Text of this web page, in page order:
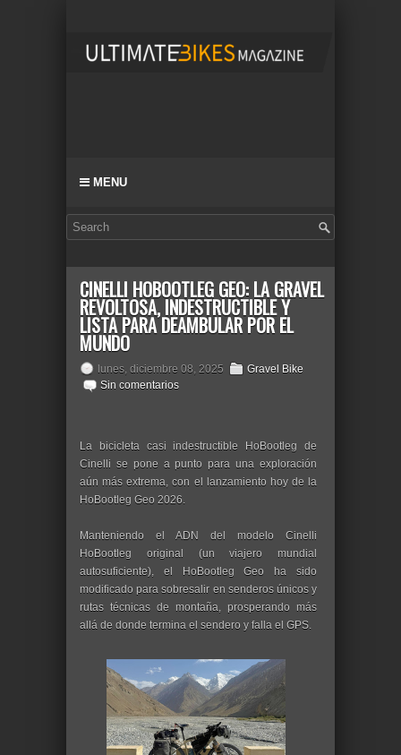
MENU
CINELLI HOBOOTLEG GEO: LA GRAVEL
REVOLTOSA, INDESTRUCTIBLE Y
LISTA PARA DEAMBULAR POR EL
MUNDO
lunes, diciembre 08, 2025
Gravel Bike
Sin comentarios
La bicicleta casi indestructible HoBootleg de
Cinelli se pone a punto para una exploración
aún más extrema, con el lanzamiento hoy de la
HoBootleg Geo 2026.
Manteniendo el ADN del modelo Cinelli
HoBootleg original (un viajero mundial
autosuficiente), el HoBootleg Geo ha sido
modificado para sobresalir en senderos únicos y
rutas técnicas de montaña, prosperando más
allá de donde termina el sendero y falla el GPS.